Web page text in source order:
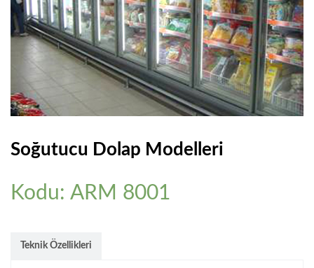
Soğutucu Dolap Modelleri
Kodu: ARM 8001
Teknik Özellikleri
PLASTIK ÇEKMECELI AVADANLIK
BANKO&VITRIN
CAMLI VITRIN BANKOLARI
AKSESUARLAR
MANKEN & PLEXI
BASINDA BIZ